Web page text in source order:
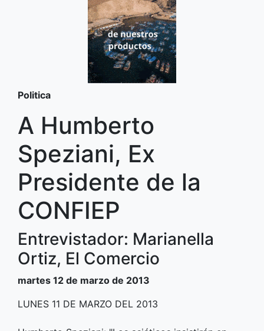
Politica
A Humberto
Speziani, Ex
Presidente de la
CONFIEP
Entrevistador: Marianella
Ortiz, El Comercio
martes 12 de marzo de 2013
LUNES 11 DE MARZO DEL 2013